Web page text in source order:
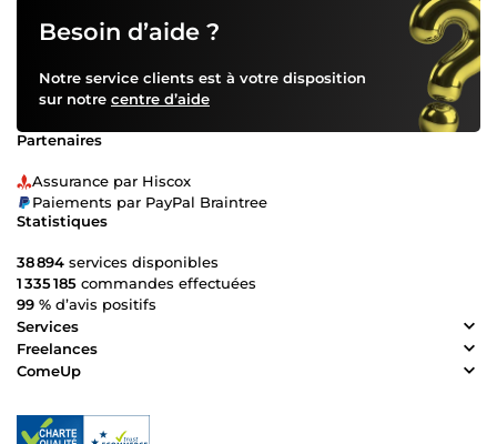
Besoin d’aide ?
Notre service clients est à votre disposition
sur notre centre d’aide
Partenaires
Assurance par Hiscox
Paiements par PayPal Braintree
Statistiques
38 894 services disponibles
1 335 185 commandes effectuées
99 % d’avis positifs
Services
Freelances
ComeUp